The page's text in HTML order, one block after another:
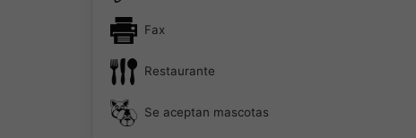
Fax
Restaurante
Se aceptan mascotas